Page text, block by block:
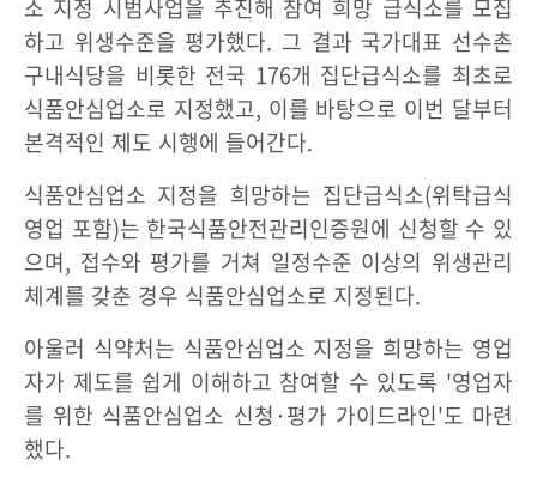
소 지정 시범사업을 추진해 참여 희망 급식소를 모집
하고 위생수준을 평가했다. 그 결과 국가대표 선수촌
구내식당을 비롯한 전국 176개 집단급식소를 최초로
식품안심업소로 지정했고, 이를 바탕으로 이번 달부터
본격적인 제도 시행에 들어간다.
식품안심업소 지정을 희망하는 집단급식소(위탁급식
영업 포함)는 한국식품안전관리인증원에 신청할 수 있
으며, 접수와 평가를 거쳐 일정수준 이상의 위생관리
체계를 갖춘 경우 식품안심업소로 지정된다.
아울러 식약처는 식품안심업소 지정을 희망하는 영업
자가 제도를 쉽게 이해하고 참여할 수 있도록 '영업자
를 위한 식품안심업소 신청·평가 가이드라인'도 마련
했다.